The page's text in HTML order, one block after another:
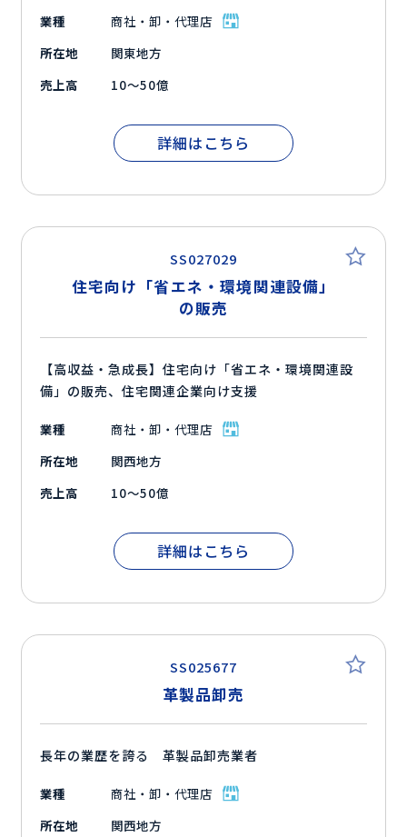
業種
商社・卸・代理店
所在地
関東地方
売上高
10～50億
詳細はこちら
SS027029
住宅向け「省エネ・環境関連設備」
の販売
【高収益・急成長】住宅向け「省エネ・環境関連設
備」の販売、住宅関連企業向け支援
業種
商社・卸・代理店
所在地
関西地方
売上高
10～50億
詳細はこちら
SS025677
革製品卸売
長年の業歴を誇る 革製品卸売業者
業種
商社・卸・代理店
所在地
関西地方